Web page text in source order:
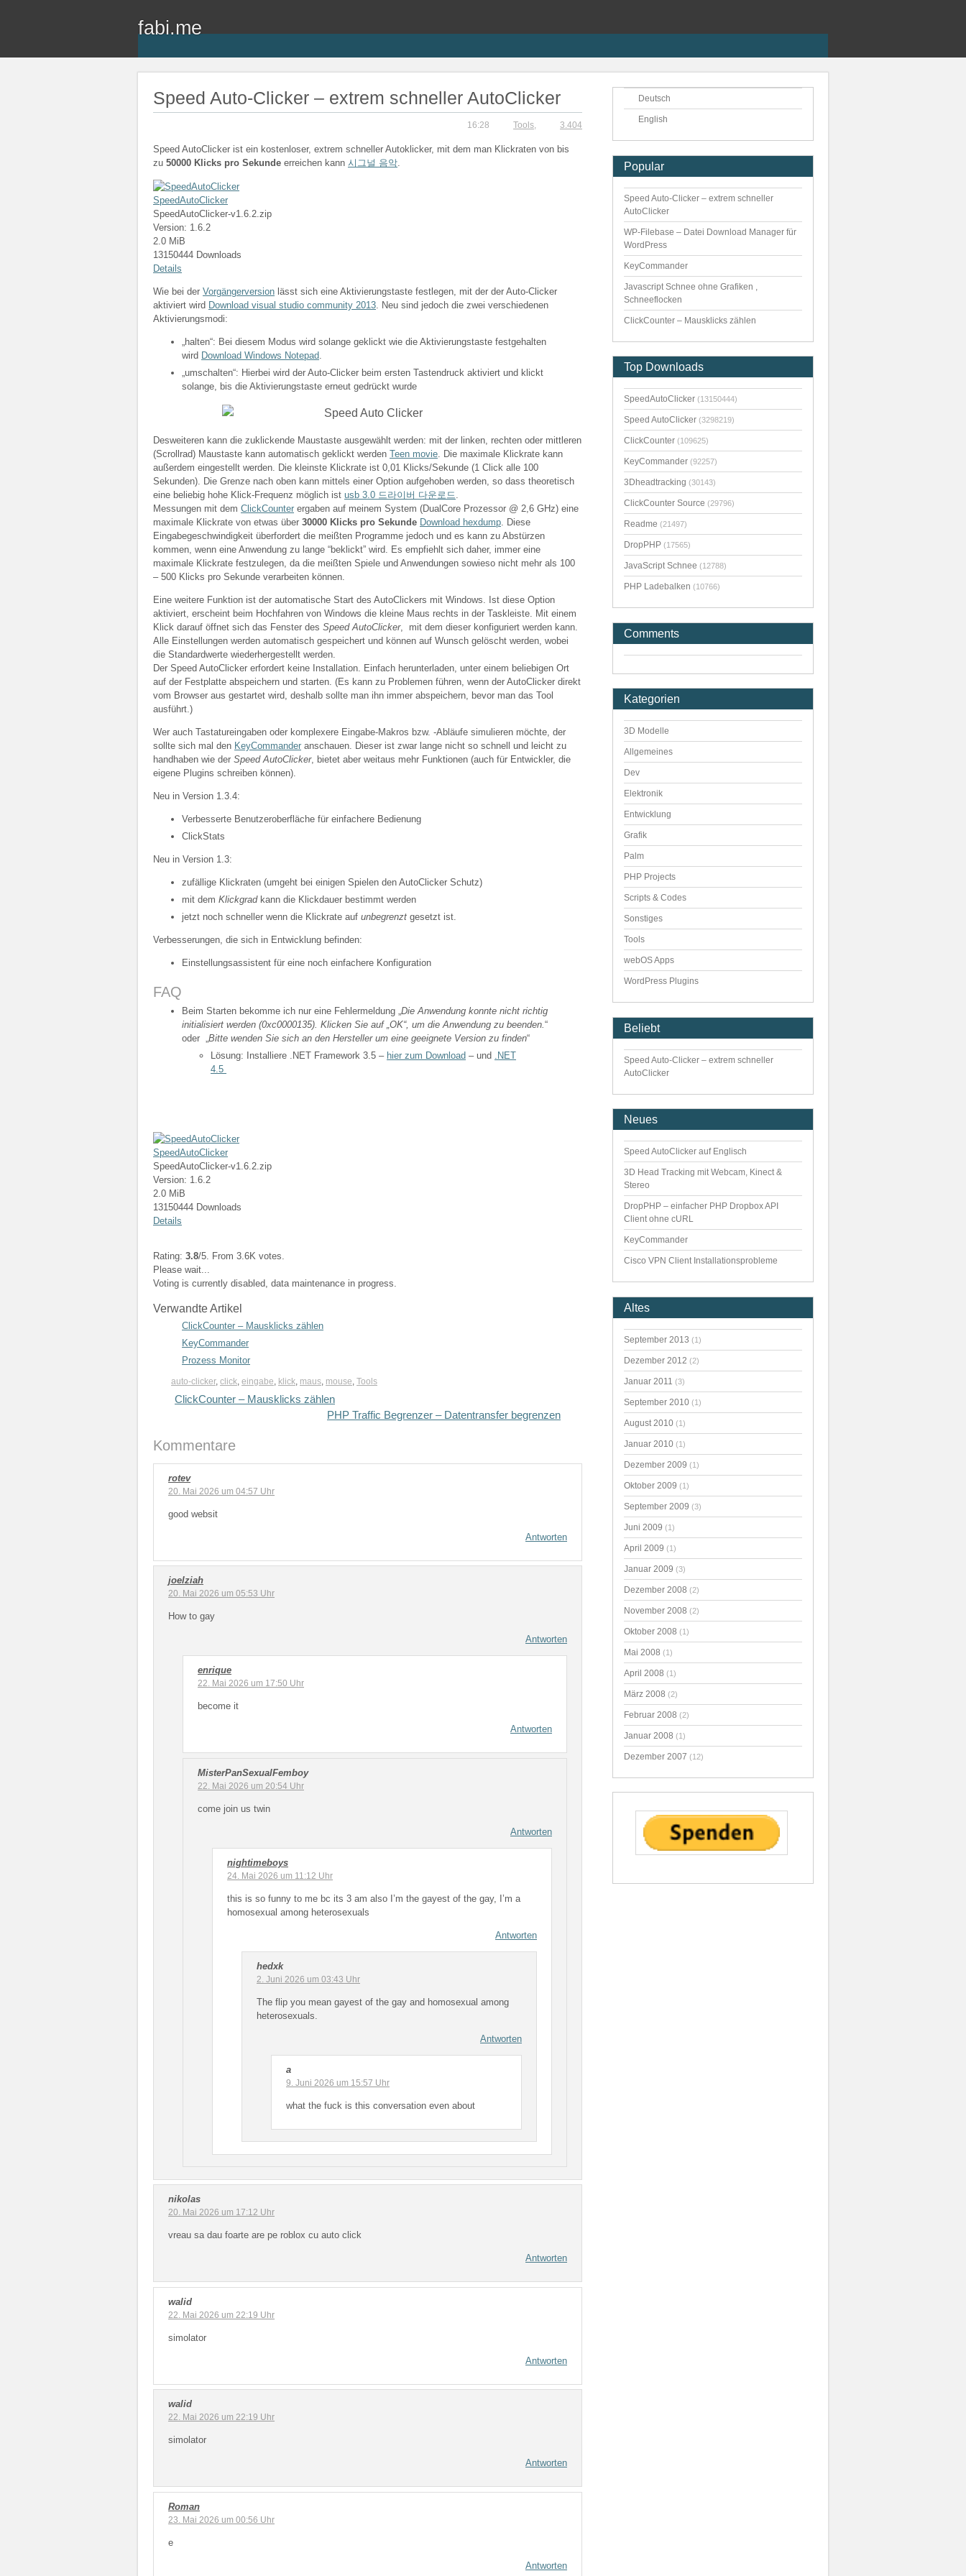
fabi.me
Speed Auto-Clicker – extrem schneller AutoClicker
16:28 Tools, 3.404
Speed AutoClicker ist ein kostenloser, extrem schneller Autoklicker, mit dem man Klickraten von bis
zu 50000 Klicks pro Sekunde erreichen kann 시그널 음악.
SpeedAutoClicker
SpeedAutoClicker-v1.6.2.zip
Version: 1.6.2
2.0 MiB
13150444 Downloads
Details
Wie bei der Vorgängerversion lässt sich eine Aktivierungstaste festlegen, mit der der Auto-Clicker
aktiviert wird Download visual studio community 2013. Neu sind jedoch die zwei verschiedenen
Aktivierungsmodi:
„halten“: Bei diesem Modus wird solange geklickt wie die Aktivierungstaste festgehalten
wird Download Windows Notepad.
„umschalten“: Hierbei wird der Auto-Clicker beim ersten Tastendruck aktiviert und klickt
solange, bis die Aktivierungstaste erneut gedrückt wurde
Desweiteren kann die zuklickende Maustaste ausgewählt werden: mit der linken, rechten oder mittleren
(Scrollrad) Maustaste kann automatisch geklickt werden Teen movie. Die maximale Klickrate kann
außerdem eingestellt werden. Die kleinste Klickrate ist 0,01 Klicks/Sekunde (1 Click alle 100
Sekunden). Die Grenze nach oben kann mittels einer Option aufgehoben werden, so dass theoretisch
eine beliebig hohe Klick-Frequenz möglich ist usb 3.0 드라이버 다운로드.
Messungen mit dem ClickCounter ergaben auf meinem System (DualCore Prozessor @ 2,6 GHz) eine
maximale Klickrate von etwas über 30000 Klicks pro Sekunde Download hexdump. Diese
Eingabegeschwindigkeit überfordert die meißten Programme jedoch und es kann zu Abstürzen
kommen, wenn eine Anwendung zu lange “beklickt” wird. Es empfiehlt sich daher, immer eine
maximale Klickrate festzulegen, da die meißten Spiele und Anwendungen sowieso nicht mehr als 100
– 500 Klicks pro Sekunde verarbeiten können.
Eine weitere Funktion ist der automatische Start des AutoClickers mit Windows. Ist diese Option
aktiviert, erscheint beim Hochfahren von Windows die kleine Maus rechts in der Taskleiste. Mit einem
Klick darauf öffnet sich das Fenster des Speed AutoClicker, mit dem dieser konfiguriert werden kann.
Alle Einstellungen werden automatisch gespeichert und können auf Wunsch gelöscht werden, wobei
die Standardwerte wiederhergestellt werden.
Der Speed AutoClicker erfordert keine Installation. Einfach herunterladen, unter einem beliebigen Ort
auf der Festplatte abspeichern und starten. (Es kann zu Problemen führen, wenn der AutoClicker direkt
vom Browser aus gestartet wird, deshalb sollte man ihn immer abspeichern, bevor man das Tool
ausführt.)
Wer auch Tastatureingaben oder komplexere Eingabe-Makros bzw. -Abläufe simulieren möchte, der
sollte sich mal den KeyCommander anschauen. Dieser ist zwar lange nicht so schnell und leicht zu
handhaben wie der Speed AutoClicker, bietet aber weitaus mehr Funktionen (auch für Entwickler, die
eigene Plugins schreiben können).
Neu in Version 1.3.4:
Verbesserte Benutzeroberfläche für einfachere Bedienung
ClickStats
Neu in Version 1.3:
zufällige Klickraten (umgeht bei einigen Spielen den AutoClicker Schutz)
mit dem Klickgradkann die Klickdauer bestimmt werden
jetzt noch schneller wenn die Klickrate auf unbegrenzt gesetzt ist.
Verbesserungen, die sich in Entwicklung befinden:
Einstellungsassistent für eine noch einfachere Konfiguration
FAQ
Beim Starten bekomme ich nur eine Fehlermeldung „ Die Anwendung konnte nicht richtig
initialisiert werden (0xc0000135). Klicken Sie auf „OK“, um die Anwendung zu beenden. “
oder „ Bitte wenden Sie sich an den Hersteller um eine geeignete Version zu finden“
Lösung: Installiere .NET Framework 3.5 – hier zum Download – und
.NET
4.5
SpeedAutoClicker
SpeedAutoClicker-v1.6.2.zip
Version: 1.6.2
2.0 MiB
13150444 Downloads
Details
Rating: 3.8/5. From 3.6K votes.
Please wait...
Voting is currently disabled, data maintenance in progress.
Verwandte Artikel
ClickCounter – Mausklicks zählen
KeyCommander
Prozess Monitor
auto-clicker, click, eingabe, klick, maus, mouse, Tools
ClickCounter – Mausklicks zählen
PHP Traffic Begrenzer – Datentransfer begrenzen
Kommentare
rotev
20. Mai 2026 um 04:57 Uhr
good websit
Antworten
joelziah
20. Mai 2026 um 05:53 Uhr
How to gay
Antworten
enrique
22. Mai 2026 um 17:50 Uhr
become it
Antworten
MisterPanSexualFemboy
22. Mai 2026 um 20:54 Uhr
come join us twin
Antworten
nightimeboys
24. Mai 2026 um 11:12 Uhr
this is so funny to me bc its 3 am also I’m the gayest of the gay, I’m a
homosexual among heterosexuals
Antworten
hedxk
2. Juni 2026 um 03:43 Uhr
The flip you mean gayest of the gay and homosexual among
heterosexuals.
Antworten
a
9. Juni 2026 um 15:57 Uhr
what the fuck is this conversation even about
nikolas
20. Mai 2026 um 17:12 Uhr
vreau sa dau foarte are pe roblox cu auto click
Antworten
walid
22. Mai 2026 um 22:19 Uhr
simolator
Antworten
walid
22. Mai 2026 um 22:19 Uhr
simolator
Antworten
Roman
23. Mai 2026 um 00:56 Uhr
e
Antworten
Deutsch
English
Popular
Speed Auto-Clicker – extrem schneller
AutoClicker
WP-Filebase – Datei Download Manager für
WordPress
KeyCommander
Javascript Schnee ohne Grafiken ,
Schneeflocken
ClickCounter – Mausklicks zählen
Top Downloads
SpeedAutoClicker (13150444)
Speed AutoClicker (3298219)
ClickCounter (109625)
KeyCommander (92257)
3Dheadtracking (30143)
ClickCounter Source (29796)
Readme (21497)
DropPHP (17565)
JavaScript Schnee (12788)
PHP Ladebalken (10766)
Comments
Kategorien
3D Modelle
Allgemeines
Dev
Elektronik
Entwicklung
Grafik
Palm
PHP Projects
Scripts & Codes
Sonstiges
Tools
webOS Apps
WordPress Plugins
Beliebt
Speed Auto-Clicker – extrem schneller
AutoClicker
Neues
Speed AutoClicker auf Englisch
3D Head Tracking mit Webcam, Kinect &
Stereo
DropPHP – einfacher PHP Dropbox API
Client ohne cURL
KeyCommander
Cisco VPN Client Installationsprobleme
Altes
September 2013 (1)
Dezember 2012 (2)
Januar 2011 (3)
September 2010 (1)
August 2010 (1)
Januar 2010 (1)
Dezember 2009 (1)
Oktober 2009 (1)
September 2009 (3)
Juni 2009 (1)
April 2009 (1)
Januar 2009 (3)
Dezember 2008 (2)
November 2008 (2)
Oktober 2008 (1)
Mai 2008 (1)
April 2008 (1)
März 2008 (2)
Februar 2008 (2)
Januar 2008 (1)
Dezember 2007 (12)